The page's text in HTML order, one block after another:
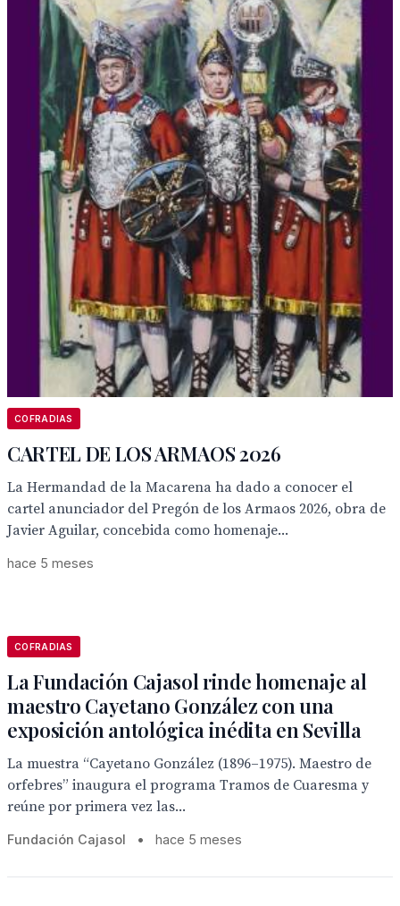
COFRADIAS
CARTEL DE LOS ARMAOS 2026
La Hermandad de la Macarena ha dado a conocer el
cartel anunciador del Pregón de los Armaos 2026, obra de
Javier Aguilar, concebida como homenaje...
hace 5 meses
COFRADIAS
La Fundación Cajasol rinde homenaje al
maestro Cayetano González con una
exposición antológica inédita en Sevilla
La muestra “Cayetano González (1896–1975). Maestro de
orfebres” inaugura el programa Tramos de Cuaresma y
reúne por primera vez las...
Fundación Cajasol • hace 5 meses